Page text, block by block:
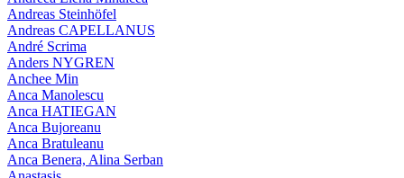
Andreas Steinhöfel
Andreas CAPELLANUS
André Scrima
Anders NYGREN
Anchee Min
Anca Manolescu
Anca HATIEGAN
Anca Bujoreanu
Anca Bratuleanu
Anca Benera, Alina Serban